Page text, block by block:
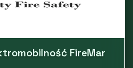
FireMar